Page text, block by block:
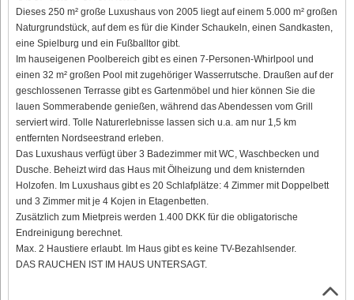
Dieses 250 m² große Luxushaus von 2005 liegt auf einem 5.000 m² großen
Naturgrundstück, auf dem es für die Kinder Schaukeln, einen Sandkasten,
eine Spielburg und ein Fußballtor gibt.
Im hauseigenen Poolbereich gibt es einen 7-Personen-Whirlpool und
einen 32 m² großen Pool mit zugehöriger Wasserrutsche. Draußen auf der
geschlossenen Terrasse gibt es Gartenmöbel und hier können Sie die
lauen Sommerabende genießen, während das Abendessen vom Grill
serviert wird. Tolle Naturerlebnisse lassen sich u.a. am nur 1,5 km
entfernten Nordseestrand erleben.
Das Luxushaus verfügt über 3 Badezimmer mit WC, Waschbecken und
Dusche. Beheizt wird das Haus mit Ölheizung und dem knisternden
Holzofen. Im Luxushaus gibt es 20 Schlafplätze: 4 Zimmer mit Doppelbett
und 3 Zimmer mit je 4 Kojen in Etagenbetten.
Zusätzlich zum Mietpreis werden 1.400 DKK für die obligatorische
Endreinigung berechnet.
Max. 2 Haustiere erlaubt. Im Haus gibt es keine TV-Bezahlsender.
DAS RAUCHEN IST IM HAUS UNTERSAGT.